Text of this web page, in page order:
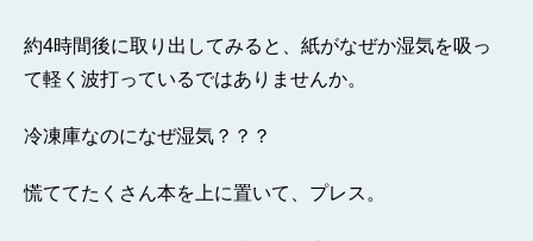
約4時間後に取り出してみると、紙がなぜか湿気を吸っ
て軽く波打っているではありませんか。
冷凍庫なのになぜ湿気？？？
慌ててたくさん本を上に置いて、プレス。